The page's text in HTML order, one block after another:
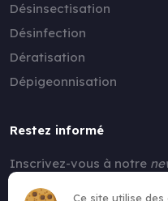
Ce site utilise
Désinsectisation
Désinfection
Dératisation
Dépigeonnisation
Restez informé
Inscrivez-vous à notre
nouvelles !